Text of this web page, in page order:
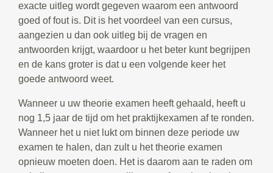
exacte uitleg wordt gegeven waarom een antwoord
goed of fout is. Dit is het voordeel van een cursus,
aangezien u dan ook uitleg bij de vragen en
antwoorden krijgt, waardoor u het beter kunt begrijpen
en de kans groter is dat u een volgende keer het
goede antwoord weet.
Wanneer u uw theorie examen heeft gehaald, heeft u
nog 1,5 jaar de tijd om het praktijkexamen af te ronden.
Wanneer het u niet lukt om binnen deze periode uw
examen te halen, dan zult u het theorie examen
opnieuw moeten doen. Het is daarom aan te raden om